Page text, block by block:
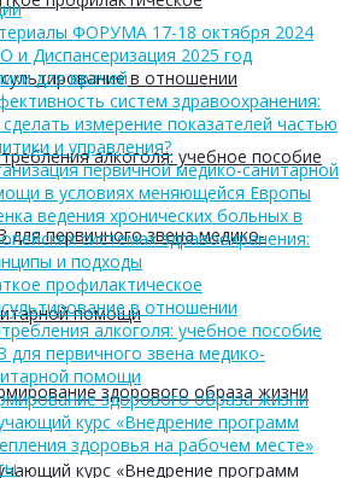
в отношении
алкоголя: учебное пособие
для первичного звена медико-
помощи
здорового образа жизни
курс «Внедрение программ
ФОРУМА 17-18 октября 2024
и Диспансеризация 2025 год
для врачей
систем здравоохранения:
сделать измерение показателей частью
и управления?
первичной медико-санитарной
в условиях меняющейся Европы
ведения хронических больных в
системах здравоохранения:
и подходы
профилактическое
в отношении
алкоголя: учебное пособие
для первичного звена медико-
помощи
здорового образа жизни
курс «Внедрение программ
здоровья на рабочем месте»